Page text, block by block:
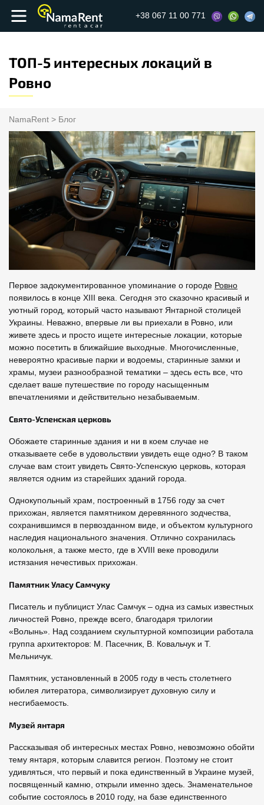
+38 067 11 00 771
ТОП-5 интересных локаций в
Ровно
NamaRent > Блог
Первое задокументированное упоминание о городе Ровно
появилось в конце XIII века. Сегодня это сказочно красивый и
уютный город, который часто называют Янтарной столицей
Украины. Неважно, впервые ли вы приехали в Ровно, или
живете здесь и просто ищете интересные локации, которые
можно посетить в ближайшие выходные. Многочисленные,
невероятно красивые парки и водоемы, старинные замки и
храмы, музеи разнообразной тематики – здесь есть все, что
сделает ваше путешествие по городу насыщенным
впечатлениями и действительно незабываемым.
Свято-Успенская церковь
Обожаете старинные здания и ни в коем случае не
отказываете себе в удовольствии увидеть еще одно? В таком
случае вам стоит увидеть Свято-Успенскую церковь, которая
является одним из старейших зданий города.
Однокупольный храм, построенный в 1756 году за счет
прихожан, является памятником деревянного зодчества,
сохранившимся в первозданном виде, и объектом культурного
наследия национального значения. Отлично сохранилась
колокольня, а также место, где в XVIII веке проводили
истязания нечестивых прихожан.
Памятник Уласу Самчуку
Писатель и публицист Улас Самчук – одна из самых известных
личностей Ровно, прежде всего, благодаря трилогии
«Волынь». Над созданием скульптурной композиции работала
группа архитекторов: М. Пасечник, В. Ковальчук и Т.
Мельничук.
Памятник, установленный в 2005 году в честь столетнего
юбилея литератора, символизирует духовную силу и
несгибаемость.
Музей янтаря
Рассказывая об интересных местах Ровно, невозможно обойти
тему янтаря, которым славится регион. Поэтому не стоит
удивляться, что первый и пока единственный в Украине музей,
посвященный камню, открыли именно здесь. Знаменательное
событие состоялось в 2010 году, на базе единственного